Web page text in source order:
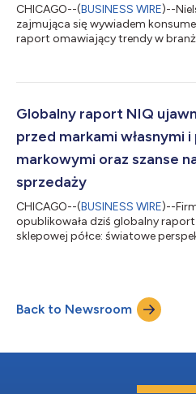
CHICAGO--(BUSINESS WIRE)--
zajmująca się wywiadem
raport omawiający trendy w
użytku osiągnie kwotę 1,29 bln
wyposażenia i wysokiej klasy
spodziewać w pozostałej części
Globalny raport NIQ
przed markami własnymi
markowymi oraz szanse
sprzedaży
CHICAGO--(BUSINESS WIRE)--
opublikowała dziś globalny
sklepowej półce: światowe
oraz czynników katalizujących te
regionalnej, a także ważne
detaliści i producenci towarów
Back to Newsroom